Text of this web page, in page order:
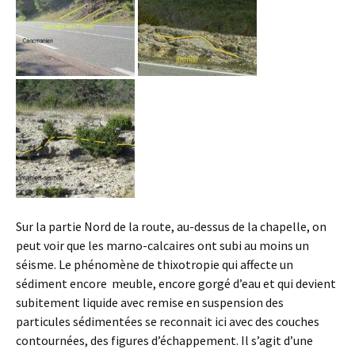
Sur la partie Nord de la route, au-dessus de la chapelle, on
peut voir que les marno-calcaires ont subi au moins un
séisme. Le phénomène de thixotropie qui affecte un
sédiment encore meuble, encore gorgé d’eau et qui devient
subitement liquide avec remise en suspension des
particules sédimentées se reconnait ici avec des couches
contournées, des figures d’échappement. Il s’agit d’une